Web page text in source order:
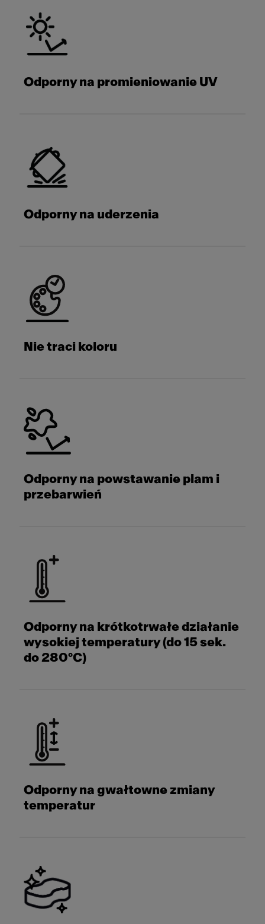
Odporny na promieniowanie UV
Odporny na uderzenia
Nie traci koloru
Odporny na powstawanie plam i
przebarwień
Odporny na krótkotrwałe działanie
wysokiej temperatury (do 15 sek.
do 280°C)
Odporny na gwałtowne zmiany
temperatur